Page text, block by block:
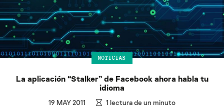
NOTICIAS
La aplicación “Stalker” de Facebook ahora habla tu
idioma
19 MAY 2011 1 lectura de un minuto